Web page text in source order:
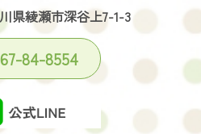
県綾瀬市深谷上7-1-3
84-8554